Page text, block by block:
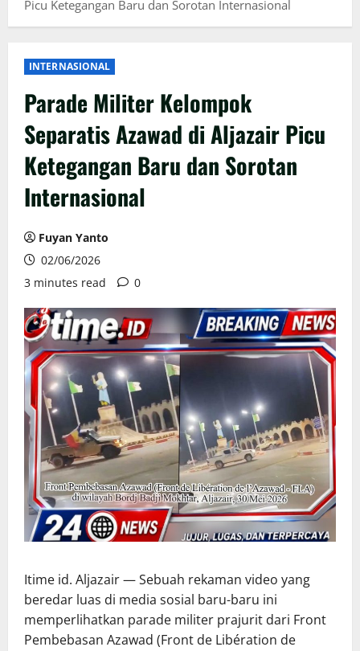
Picu Ketegangan Baru dan Sorotan Internasional
INTERNASIONAL
Parade Militer Kelompok
Separatis Azawad di Aljazair Picu
Ketegangan Baru dan Sorotan
Internasional
Fuyan Yanto
02/06/2026
3 minutes read
0
Itime id. Aljazair — Sebuah rekaman video yang
beredar luas di media sosial baru-baru ini
memperlihatkan parade militer prajurit dari Front
Pembebasan Azawad (Front de Libération de